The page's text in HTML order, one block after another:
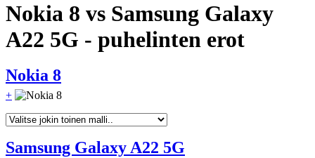
Nokia 8 vs Samsung Galaxy
A22 5G - puhelinten erot
Nokia 8
+
Samsung Galaxy A22 5G